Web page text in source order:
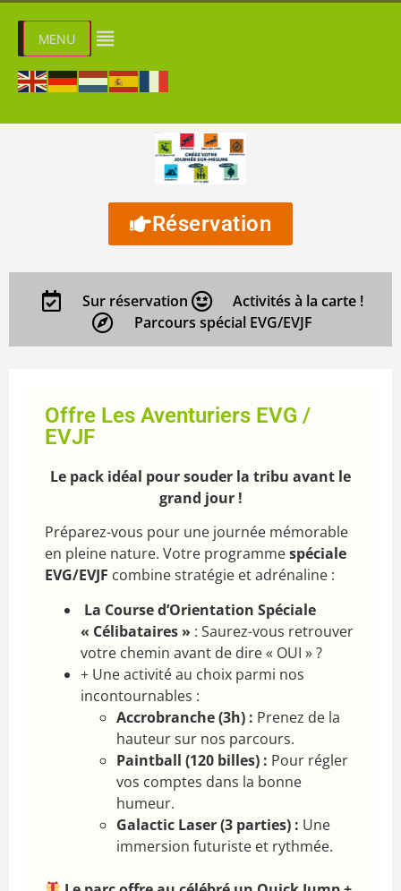
MENU
Réservation
Sur réservation
Activités à la carte !
Parcours spécial EVG/EVJF
Offre Les Aventuriers EVG /
EVJF
Le pack idéal pour souder la tribu avant le
grand jour !
Préparez-vous pour une journée mémorable
en pleine nature. Votre programmespéciale
EVG/EVJF combine stratégie et adrénaline :
La Course d’Orientation Spéciale
« Célibataires » : Saurez-vous retrouver
votre chemin avant de dire « OUI » ?
+ Une activité au choix parmi nos
incontournables :
Accrobranche (3h) : Prenez de la
hauteur sur nos parcours.
Paintball (120 billes) : Pour régler
vos comptes dans la bonne
humeur.
Galactic Laser (3 parties) : Une
immersion futuriste et rythmée.